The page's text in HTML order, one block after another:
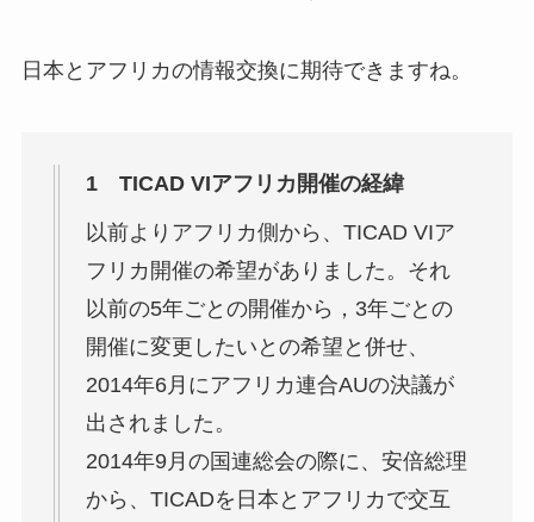
日本とアフリカの情報交換に期待できますね。
1 TICAD VIアフリカ開催の経緯
以前よりアフリカ側から、TICAD VIア
フリカ開催の希望がありました。それ
以前の5年ごとの開催から，3年ごとの
開催に変更したいとの希望と併せ、
2014年6月にアフリカ連合AUの決議が
出されました。
2014年9月の国連総会の際に、安倍総理
から、TICADを日本とアフリカで交互